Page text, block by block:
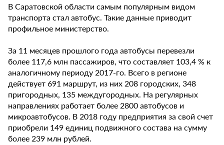
В Саратовской области самым популярным видом
транспорта стал автобус. Такие данные приводит
профильное министерство.
За 11 месяцев прошлого года автобусы перевезли
более 117,6 млн пассажиров, что составляет 103,4 % к
аналогичному периоду 2017-го. Всего в регионе
действует 691 маршрут, из них 208 городских, 348
пригородных, 135 междугородных. На регулярных
направлениях работает более 2800 автобусов и
микроавтобусов. В 2018 году предприятия за свой счет
приобрели 149 единиц подвижного состава на сумму
более 239 млн рублей.